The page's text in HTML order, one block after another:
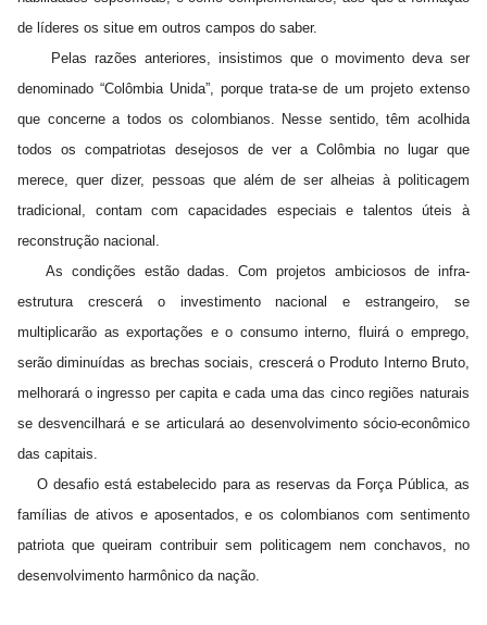
de líderes os situe em outros campos do saber.
Pelas razões anteriores, insistimos que o movimento deva ser
denominado “Colômbia Unida”, porque trata-se de um projeto extenso
que concerne a todos os colombianos. Nesse sentido, têm acolhida
todos os compatriotas desejosos de ver a Colômbia no lugar que
merece, quer dizer, pessoas que além de ser alheias à politicagem
tradicional, contam com capacidades especiais e talentos úteis à
reconstrução nacional.
As condições estão dadas. Com projetos ambiciosos de infra-
estrutura crescerá o investimento nacional e estrangeiro, se
multiplicarão as exportações e o consumo interno, fluirá o emprego,
serão diminuídas as brechas sociais, crescerá o Produto Interno Bruto,
melhorará o ingresso per capita e cada uma das cinco regiões naturais
se desvencilhará e se articulará ao desenvolvimento sócio-econômico
das capitais.
O desafio está estabelecido para as reservas da Força Pública, as
famílias de ativos e aposentados, e os colombianos com sentimento
patriota que queiram contribuir sem politicagem nem conchavos, no
desenvolvimento harmônico da nação.